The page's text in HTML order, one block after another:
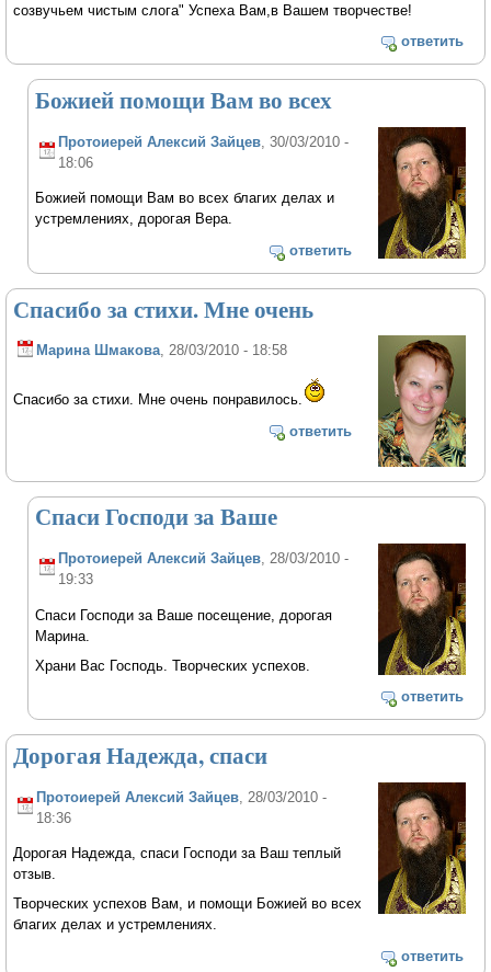
созвучьем чистым слога" Успеха Вам,в Вашем творчестве!
ответить
Божией помощи Вам во всех
Протоиерей Алексий Зайцев , 30/03/2010 -
18:06
Божией помощи Вам во всех благих делах и
устремлениях, дорогая Вера.
ответить
Спасибо за стихи. Мне очень
Марина Шмакова, 28/03/2010 - 18:58
Спасибо за стихи. Мне очень понравилось.
ответить
Спаси Господи за Ваше
Протоиерей Алексий Зайцев, 28/03/2010 -
19:33
Спаси Господи за Ваше посещение, дорогая
Марина.
Храни Вас Господь. Творческих успехов.
ответить
Дорогая Надежда, спаси
Протоиерей Алексий Зайцев , 28/03/2010 -
18:36
Дорогая Надежда, спаси Господи за Ваш теплый
отзыв.
Творческих успехов Вам, и помощи Божией во всех
благих делах и устремлениях.
ответить